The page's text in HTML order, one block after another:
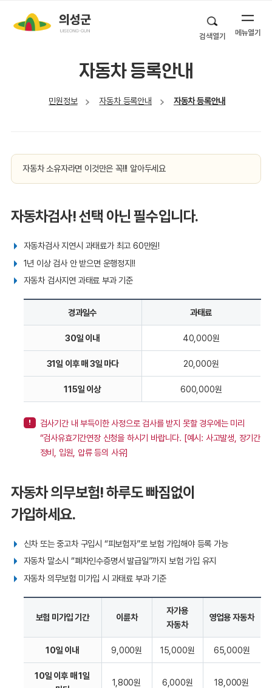
검색열기 메뉴열기
자동차 등록안내
민원정보 자동차 등록안내 자동차 등록안내
자동차 소유자라면 이것만은 꼭!!! 알아두세요
자동차검사! 선택 아닌 필수입니다.
자동차검사 지연시 과태료가 최고 60만원!
1년 이상 검사 안 받으면 운행정지!!
자동차 검사지연 과태료 부과 기준
경과일수 과태료
30일 이내 40,000원
31일 이후 매 3일 마다 20,000원
115일 이상 600,000원
검사기간 내 부득이한 사정으로 검사를 받지 못할 경우에는 미리
“검사유효기간연장 신청을 하시기 바랍니다. [예시: 사고발생, 장기간
정비, 입원, 압류 등의 사유]
자동차 의무보험! 하루도 빠짐없이
가입하세요.
신차 또는 중고차 구입시 “피보험자”로 보험 가입해야 등록 가능
자동차 말소시 “폐차인수증명서 발급일”까지 보험 가입 유지
자동차 의무보험 미가입 시 과태료 부과 기준
보험 미가입 기간 이륜차
자가용
자동차
영업용 자동차
10일 이내 9,000원 15,000원 65,000원
10일 이후 매 1일
1,800원 6,000원 18,000원